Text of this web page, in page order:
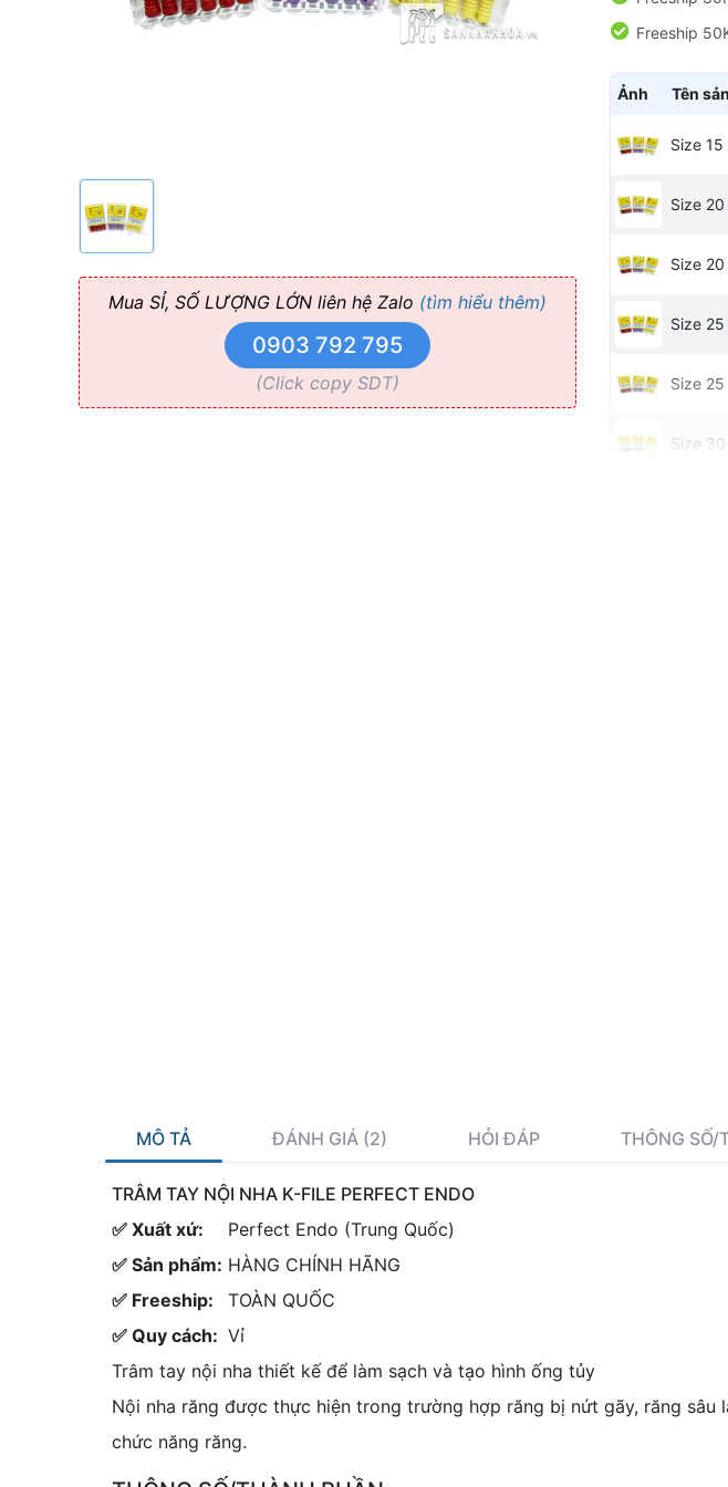
Perfect
Mua SỈ, SỐ LƯỢNG LỚN liên hệ Zalo (tìm hiểu thêm)
0903 792 795
(Click copy SDT)
Freeship
Ảnh Tên
Size
Size
Size
Size
Size
Size
MÔ TẢ ĐÁNH GIÁ (2) HỎI ĐÁP THÔNG SỐ/
TRÂM TAY NỘI NHA K-FILE PERFECT ENDO
✅ Xuất xứ:
Perfect Endo (Trung Quốc)
✅ Sản phẩm: HÀNG CHÍNH HÃNG
✅ Freeship:
TOÀN QUỐC
✅ Quy cách: Vỉ
Trâm tay nội nha thiết kế để làm sạch và tạo hình ống tủy
Nội nha răng được thực hiện trong trường hợp răng bị nứt gãy, răng
chức năng răng.